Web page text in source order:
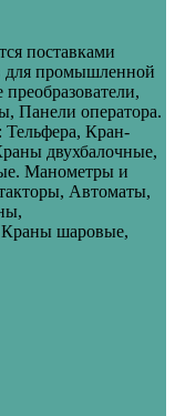
поставками
для промышленной
Панели оператора.
Тельфера, Кран-
двухбалочные,
Манометры и
Автоматы,
шаровые,